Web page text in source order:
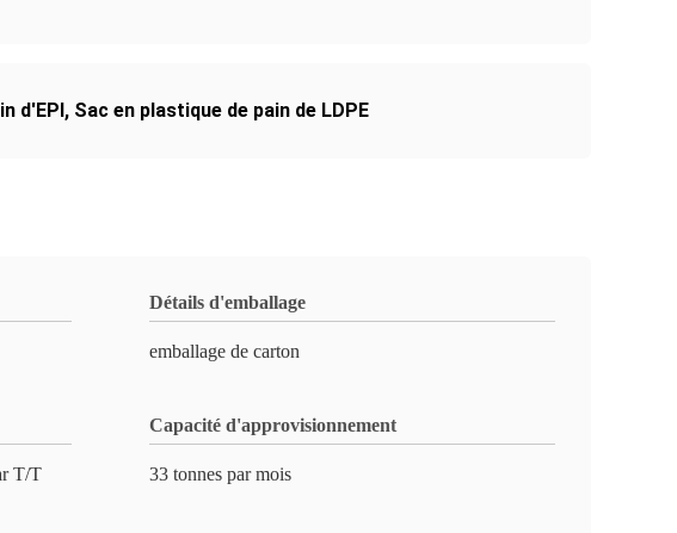
d'EPI, Sac en plastique de pain de LDPE
Détails d'emballage
emballage de carton
T/T
Capacité d'approvisionnement
33 tonnes par mois